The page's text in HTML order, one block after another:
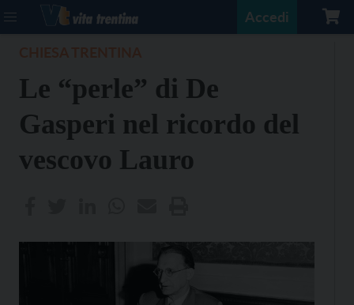
Accedi
Le “perle” di De
Gasperi nel ricordo del
vescovo Lauro